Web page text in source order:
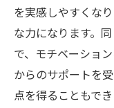
を実感しやすくな
な力になります。
で、モチベーショ
からのサポートを
点を得ることもで